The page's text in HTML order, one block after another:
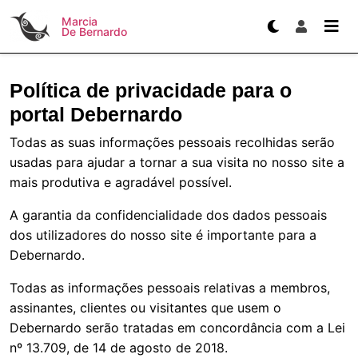
Marcia
De Bernardo
Política de privacidade para o
portal Debernardo
Todas as suas informações pessoais recolhidas serão
usadas para ajudar a tornar a sua visita no nosso site a
mais produtiva e agradável possível.
A garantia da confidencialidade dos dados pessoais
dos utilizadores do nosso site é importante para a
Debernardo.
Todas as informações pessoais relativas a membros,
assinantes, clientes ou visitantes que usem o
Debernardo serão tratadas em concordância com a Lei
nº 13.709, de 14 de agosto de 2018.